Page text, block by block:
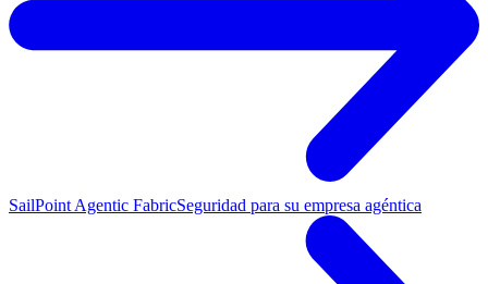
SailPoint Agentic FabricSeguridad para su empresa agéntica